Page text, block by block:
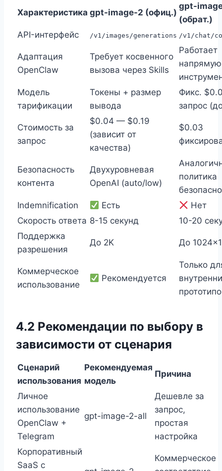
Характеристика gpt-image-2 (офиц.)
gpt-
(обрат.)
API-интерфейс
/v1/images/generations /v1/chat/
Адаптация
OpenClaw
Требует косвенного
вызова через Skills
Работает
Модель
тарификации
Токены + размер
вывода
Фикс.
запрос
Стоимость за
запрос
$0.04 — $0.19
(зависит от
качества)
$0.03
Безопасность
контента
Двухуровневая
OpenAI (auto/low)
политика
Indemnification
Есть
Нет
Скорость ответа 8-15 секунд
10-20
Поддержка
разрешения
До 2K До
Коммерческое
использование
Рекомендуется
Только
4.2 Рекомендации по выбору в
зависимости от сценария
Сценарий
использования
Рекомендуемая
модель
Причина
Личное
использование
OpenClaw +
Telegram
gpt-image-2-all
Дешевле за
запрос,
простая
настройка
Корпоративный
SaaS с
Коммерческое